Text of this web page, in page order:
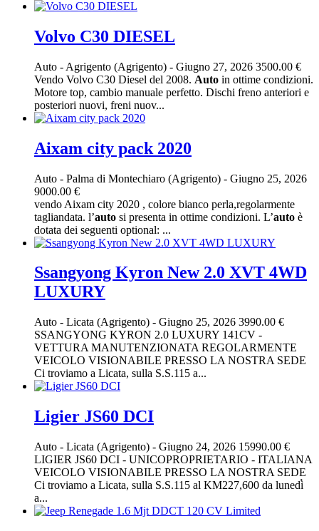
Volvo C30 DIESEL
Auto - Agrigento (Agrigento) - Giugno 27, 2026 3500.00 €
Vendo Volvo C30 Diesel del 2008. Auto in ottime condizioni.
Motore top, cambio manuale perfetto. Dischi freno anteriori e
posteriori nuovi, freni nuov...
Aixam city pack 2020
Auto - Palma di Montechiaro (Agrigento) - Giugno 25, 2026
9000.00 €
vendo Aixam city 2020 , colore bianco perla,regolarmente
tagliandata. l’auto si presenta in ottime condizioni. L’auto è
dotata dei seguenti optional: ...
Ssangyong Kyron New 2.0 XVT 4WD
LUXURY
Auto - Licata (Agrigento) - Giugno 25, 2026 3990.00 €
SSANGYONG KYRON 2.0 LUXURY 141CV -
VETTURA MANUTENZIONATA REGOLARMENTE
VEICOLO VISIONABILE PRESSO LA NOSTRA SEDE
Ci troviamo a Licata, sulla S.S.115 a...
Ligier JS60 DCI
Auto - Licata (Agrigento) - Giugno 24, 2026 15990.00 €
LIGIER JS60 DCI - UNICOPROPRIETARIO - ITALIANA
VEICOLO VISIONABILE PRESSO LA NOSTRA SEDE
Ci troviamo a Licata, sulla S.S.115 al KM227,600 da lunedì̀
a...